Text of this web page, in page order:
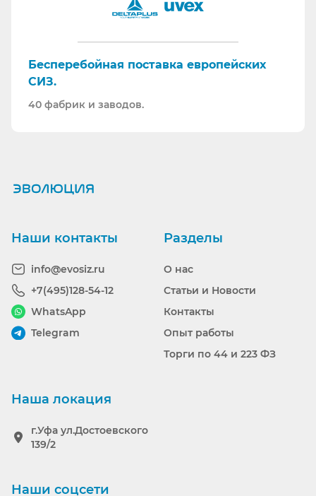
Бесперебойная поставка европейских
СИЗ.
40 фабрик и заводов.
Ранее вы смотрели
Разделы
О нас
Статьи и Новости
Контакты
Опыт работы
Торги по 44 и 223 ФЗ
Наши контакты
info@evosiz.ru
+7(495)128-54-12
WhatsApp
Telegram
Наша локация
г.Уфа ул.Достоевского
139/2
Наши соцсети